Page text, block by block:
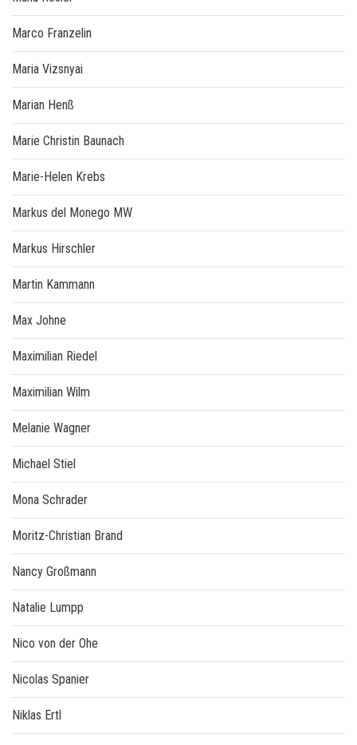
Marco Franzelin
Maria Vizsnyai
Marian Henß
Marie Christin Baunach
Marie-Helen Krebs
Markus del Monego MW
Markus Hirschler
Martin Kammann
Max Johne
Maximilian Riedel
Maximilian Wilm
Melanie Wagner
Michael Stiel
Mona Schrader
Moritz-Christian Brand
Nancy Großmann
Natalie Lumpp
Nico von der Ohe
Nicolas Spanier
Niklas Ertl